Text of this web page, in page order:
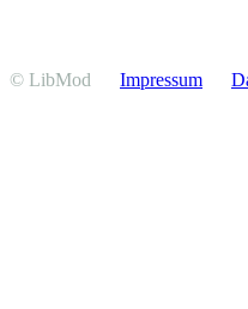
© LibMod Impressum